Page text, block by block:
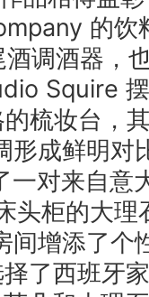
的饮
调酒器，
Squire
梳妆台，
形成鲜明对
一对来自意
头柜的大理
间增添了个
了西班牙